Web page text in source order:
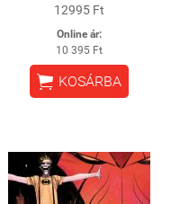
12995 Ft
Online ár:
10 395 Ft
 KOSÁRBA